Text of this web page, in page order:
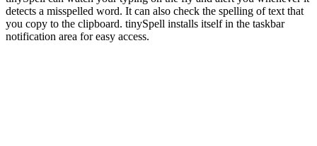
detects a misspelled word. It can also check the spelling of text that
you copy to the clipboard. tinySpell installs itself in the taskbar
notification area for easy access.